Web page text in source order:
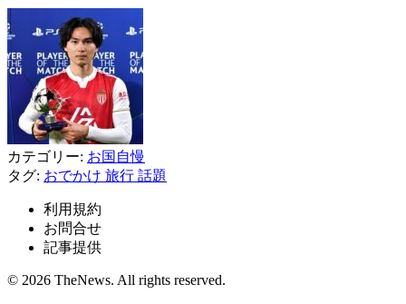
カテゴリー: お国自慢
タグ: おでかけ 旅行 話題
利用規約
お問合せ
記事提供
© 2026 TheNews. All rights reserved.